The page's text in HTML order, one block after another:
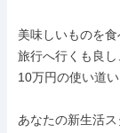
美味しいものを食
旅行へ行くも良し
10万円の使い道
あなたの新生活